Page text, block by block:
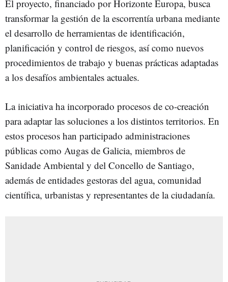
El proyecto, financiado por Horizonte Europa, busca
transformar la gestión de la escorrentía urbana mediante
el desarrollo de herramientas de identificación,
planificación y control de riesgos, así como nuevos
procedimientos de trabajo y buenas prácticas adaptadas
a los desafíos ambientales actuales.
La iniciativa ha incorporado procesos de co-creación
para adaptar las soluciones a los distintos territorios. En
estos procesos han participado administraciones
públicas como Augas de Galicia, miembros de
Sanidade Ambiental y del Concello de Santiago,
además de entidades gestoras del agua, comunidad
científica, urbanistas y representantes de la ciudadanía.